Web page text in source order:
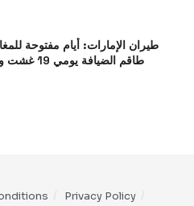
طيران الإمارات: أيام مفتوحة
طاقم الضيافة يومي 19 غشت و24 شتنبر 2026
Privacy Policy